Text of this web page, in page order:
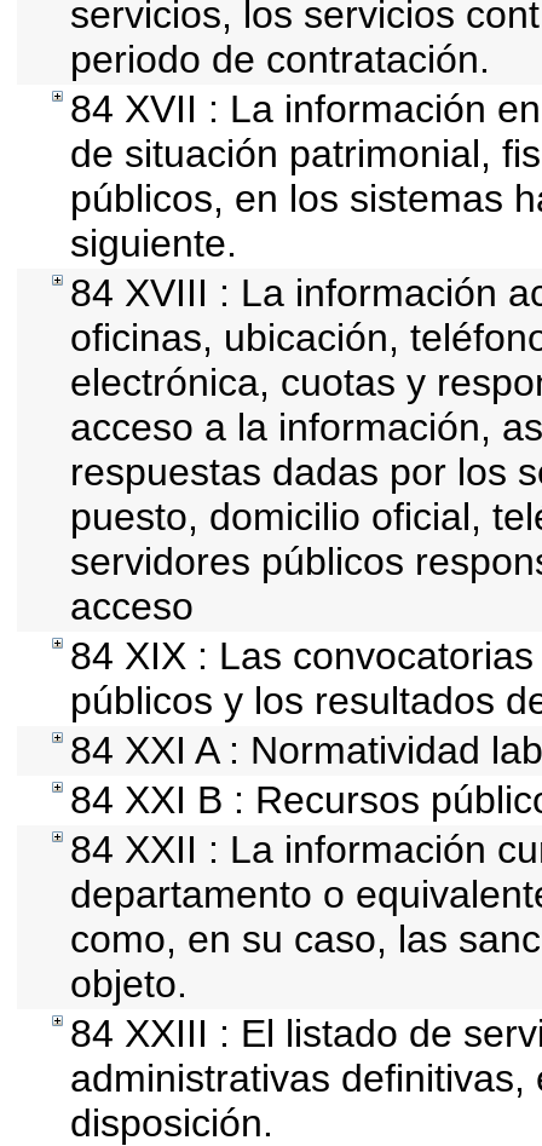
servicios, los servicios
periodo de contratación.
84 XVII : La información
de situación patrimonial,
públicos, en los sistemas
siguiente.
84 XVIII : La información
oficinas, ubicación,
electrónica, cuotas y
acceso a la información,
respuestas dadas por los
puesto, domicilio oficial,
servidores públicos
acceso
84 XIX : Las
públicos y los resultados
84 XXI A : Normatividad
84 XXI B : Recursos
84 XXII : La información
departamento o
como, en su caso, las
objeto.
84 XXIII : El listado de
administrativas
disposición.